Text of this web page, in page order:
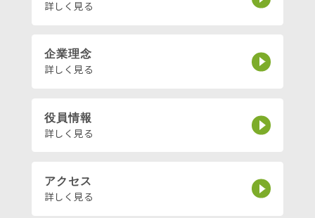
詳しく見る
企業理念
詳しく見る
役員情報
詳しく見る
アクセス
詳しく見る